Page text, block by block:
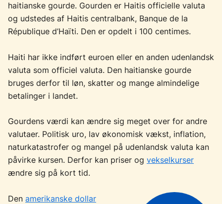
haitianske gourde. Gourden er Haitis officielle valuta
og udstedes af Haitis centralbank, Banque de la
République d’Haïti. Den er opdelt i 100 centimes.
Haiti har ikke indført euroen eller en anden udenlandsk
valuta som officiel valuta. Den haitianske gourde
bruges derfor til løn, skatter og mange almindelige
betalinger i landet.
Gourdens værdi kan ændre sig meget over for andre
valutaer. Politisk uro, lav økonomisk vækst, inflation,
naturkatastrofer og mangel på udenlandsk valuta kan
påvirke kursen. Derfor kan priser og vekselkurser
ændre sig på kort tid.
Den amerikanske dollar